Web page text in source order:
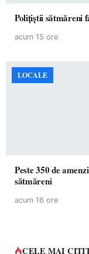
acum 15 ore
LOCALE
Peste 350 de
sătmăreni
acum 16 ore
CELE MAI